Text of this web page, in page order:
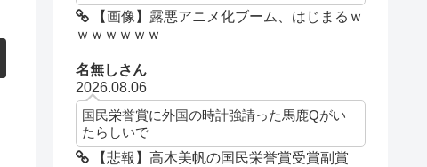
【画像】露悪アニメ化ブーム、はじまるｗ
ｗｗｗｗｗｗ
名無しさん
2026.08.06
国民栄誉賞に外国の時計強請った馬鹿Qがい
たらしいで
【悲報】高木美帆の国民栄誉賞受賞副賞